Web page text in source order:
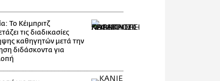
Το Κέιμπριτζ
τις διαδικασίες
καθηγητών μετά την
διδάσκοντα για